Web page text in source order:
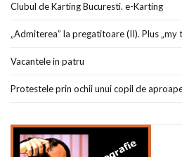
Clubul de Karting Bucuresti. e-Karting
„Admiterea” la pregatitoare (II). Plus „my
Vacantele in patru
Protestele prin ochii unui copil de